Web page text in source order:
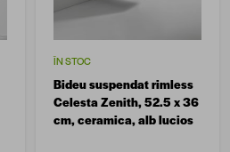
ÎN STOC
Bideu suspendat rimless
Celesta Zenith, 52.5 x 36
cm, ceramica, alb lucios